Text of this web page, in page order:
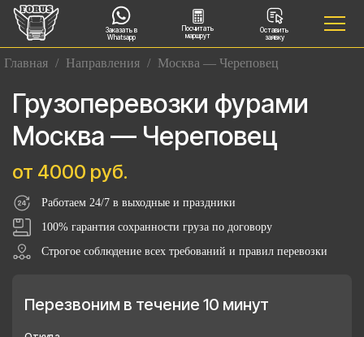
Заказать в
Whatsapp
Посчитать
маршрут
Оставить
заявку
Главная / Направления / Москва — Череповец
Грузоперевозки фурами
Москва — Череповец
от 4000 руб.
Работаем 24/7 в выходные и праздники
100% гарантия сохранности груза по договору
Строгое соблюдение всех требований и правил перевозки
Перезвоним в течение 10 минут